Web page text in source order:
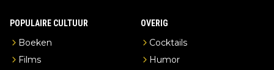
POPULAIRE CULTUUR
Boeken
Films
OVERIG
Cocktails
Humor